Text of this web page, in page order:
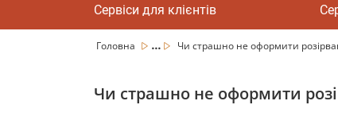
Сервіси для клієнтів
Головна ... Чи страшно не оформити
Чи страшно не оформити